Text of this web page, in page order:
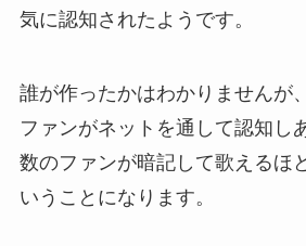
気に認知されたようです。
誰が作ったかはわかりませんが
ファンがネットを通して認知し
数のファンが暗記して歌えるほ
いうことになります。